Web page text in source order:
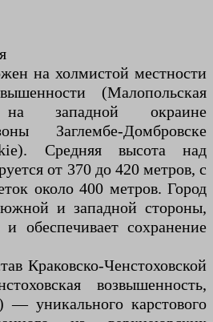
на холмистой местности
(Малопольская
на западной окраине
Заглембе-Домбровске
Средняя высота над
от 370 до 420 метров, с
около 400 метров. Город
и западной стороны,
и обеспечивает сохранение
Краковско-Ченстоховской
возвышенность,
уникального карстового